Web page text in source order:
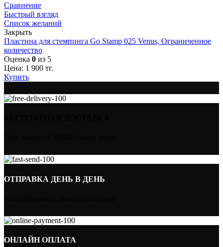
Сравнение
Быстрый взгляд
Список желаний
Закрыть
Пластина для стемпинга Go Stamp 025 Venus, Ограниченное
количество
Оценка 0 из 5
Цена: 1 900 тг.
Купить
ОТПРАВКА ДЕНЬ В ДЕНЬ
ОНЛАЙН ОПЛАТА